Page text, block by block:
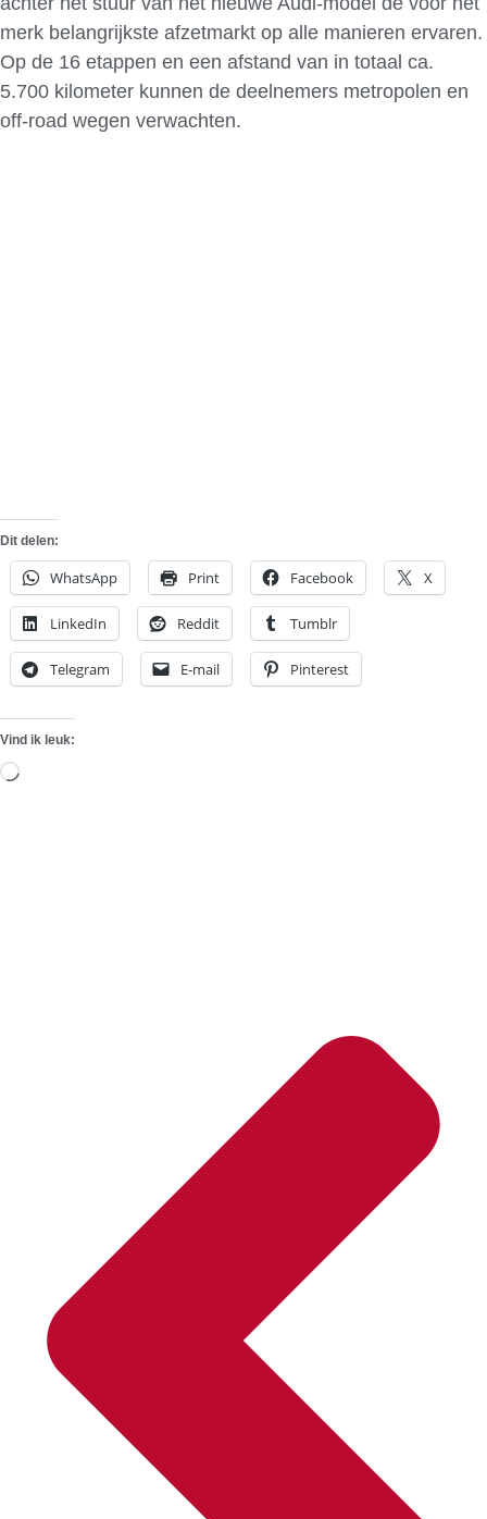
merk belangrijkste afzetmarkt op alle manieren ervaren.
Op de 16 etappen en een afstand van in totaal ca.
5.700 kilometer kunnen de deelnemers metropolen en
off-road wegen verwachten.
Dit delen:
WhatsApp Print Facebook X
LinkedIn Reddit Tumblr
Telegram E-mail Pinterest
Vind ik leuk:
Aan